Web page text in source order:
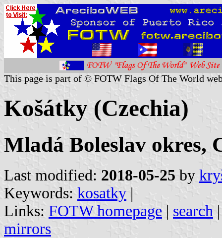
This page is part of © FOTW Flags Of The World
Košátky (Czechia)
Mladá Boleslav okres,
Last modified: 2018-05-25 by
Keywords: kosatky |
Links: FOTW homepage | search
mirrors